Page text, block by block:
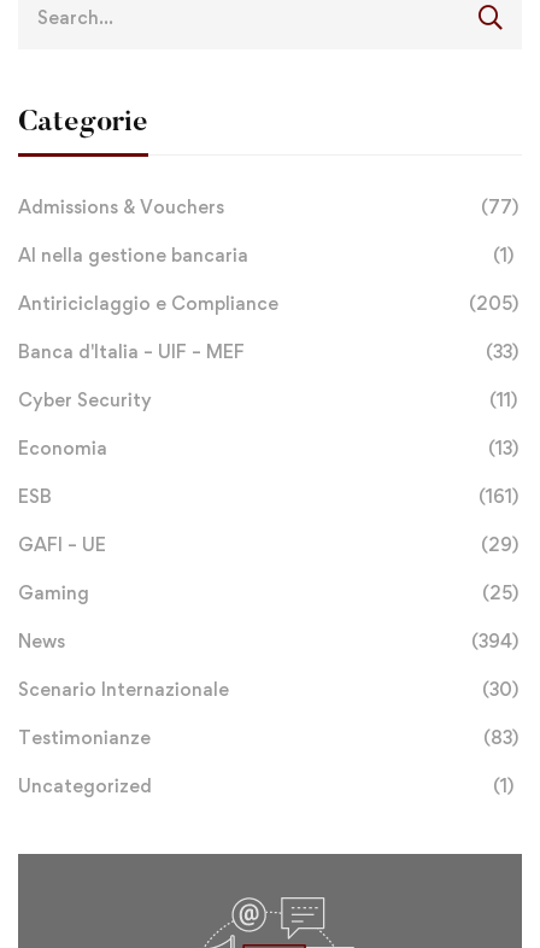
Categorie
Admissions & Vouchers (77)
AI nella gestione bancaria (1)
Antiriciclaggio e Compliance (205)
Banca d'Italia – UIF – MEF (33)
Cyber Security (11)
Economia (13)
ESB (161)
GAFI – UE (29)
Gaming (25)
News (394)
Scenario Internazionale (30)
Testimonianze (83)
Uncategorized (1)